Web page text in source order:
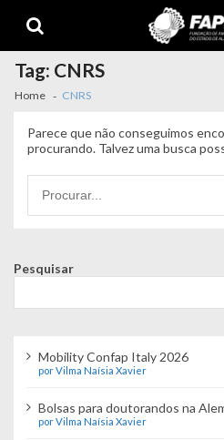
navigation
content
Tag: CNRS
Home CNRS
Parece que não conseguimos
procurando. Talvez uma busca
por:
Pesquisar
Mobility Confap Italy 2026
por Vilma Naísia Xavier
Bolsas para doutorandos na
por Vilma Naísia Xavier